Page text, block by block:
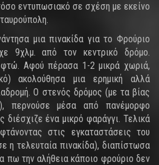
εντυπωσιακό σε σχέση με εκείνο
μια πινακίδα για το Φρούριο
9χλμ. από τον κεντρικό δρόμο.
Αφού πέρασα 1-2 μικρά χωριά,
ακολούθησα μια ερημική αλλά
Ο στενός δρόμος (με τα βίας
περνούσε μέσα από πανέμορφο
ένα μικρό φαράγγι. Τελικά
στις εγκαταστάσεις του
η τελευταία πινακίδα), διαπίστωσα
πω την αλήθεια κάποιο φρούριο δεν